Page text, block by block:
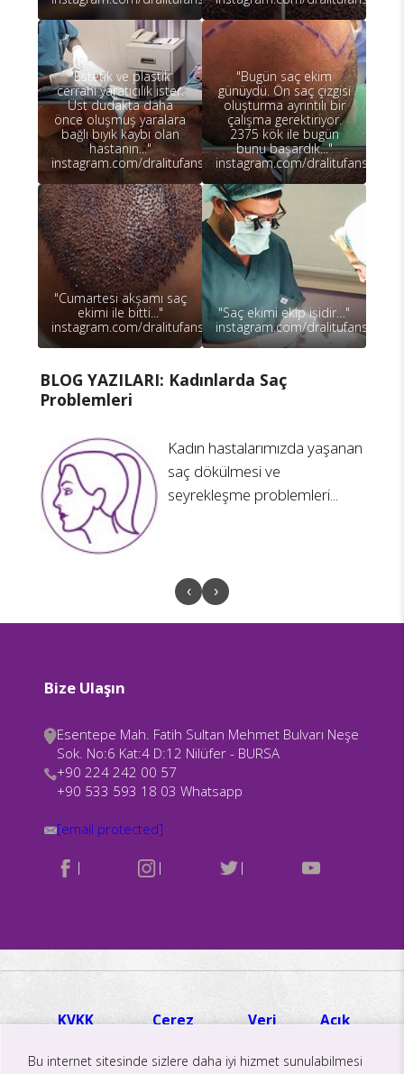
"Estetik ve plastik
cerrahi yaratıcılık ister.
Üst dudakta daha
önce oluşmuş yaralara
bağlı bıyık kaybı olan
hastanın..."
instagram.com/dralitufansoydan
"Bugün saç ekim
günüydü. Ön saç çizgisi
oluşturma ayrıntılı bir
çalışma gerektiriyor.
2375 kök ile bugün
bunu başardık..."
instagram.com/dralitufansoydan
"Cumartesi akşamı saç
ekimi ile bitti..."
instagram.com/dralitufansoydan
"Saç ekimi ekip işidir…"
instagram.com/dralitufansoydan
BLOG YAZILARI: Kadınlarda Saç
Problemleri
Kadın hastalarımızda yaşanan
saç dökülmesi ve
seyrekleşme problemleri...
‹ ›
Bize Ulaşın
Esentepe Mah. Fatih Sultan Mehmet Bulvarı Neşe
Sok. No:6 Kat:4 D:12 Nilüfer - BURSA
+90 224 242 00 57
+90 533 593 18 03 Whatsapp
[email protected]
| | |
KVKK
Aydınlatma
Çerez
Aydınlatma
Veri
Saklama
Açık
Metni
Bu internet sitesinde sizlere daha iyi hizmet sunulabilmesi